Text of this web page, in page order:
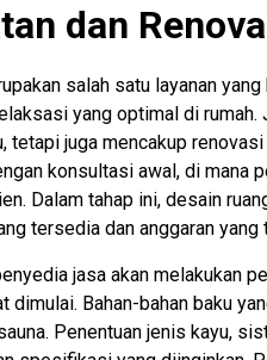
dan
salah satu layanan
yang optimal di rumah.
tetapi juga mencakup
konsultasi awal, di mana
Dalam tahap ini, desain
tersedia dan anggaran yang
jasa akan melakukan
dimulai. Bahan-bahan baku
Penentuan jenis kayu,